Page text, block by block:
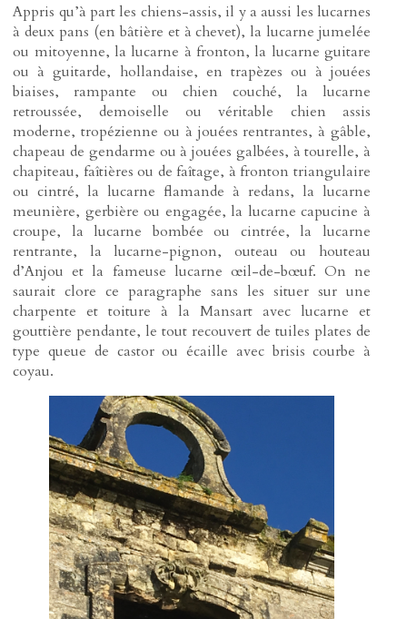
Appris qu’à part les chiens-assis, il y a aussi les lucarnes
à deux pans (en bâtière et à chevet), la lucarne jumelée
ou mitoyenne, la lucarne à fronton, la lucarne guitare
ou à guitarde, hollandaise, en trapèzes ou à jouées
biaises, rampante ou chien couché, la lucarne
retroussée, demoiselle ou véritable chien assis
moderne, tropézienne ou à jouées rentrantes, à gâble,
chapeau de gendarme ou à jouées galbées, à tourelle, à
chapiteau, faîtières ou de faîtage, à fronton triangulaire
ou cintré, la lucarne flamande à redans, la lucarne
meunière, gerbière ou engagée, la lucarne capucine à
croupe, la lucarne bombée ou cintrée, la lucarne
rentrante, la lucarne-pignon, outeau ou houteau
d’Anjou et la fameuse lucarne œil-de-bœuf. On ne
saurait clore ce paragraphe sans les situer sur une
charpente et toiture à la Mansart avec lucarne et
gouttière pendante, le tout recouvert de tuiles plates de
type queue de castor ou écaille avec brisis courbe à
coyau.